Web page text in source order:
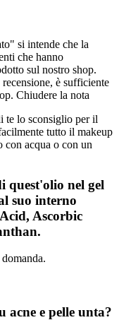
si intende che la
che hanno
sul nostro shop.
è sufficiente
Chiudere la nota
te lo sconsiglio per il
tutto il makeup
con acqua o con un
quest'olio nel gel
suo interno
Ascorbic
acne e pelle unta?